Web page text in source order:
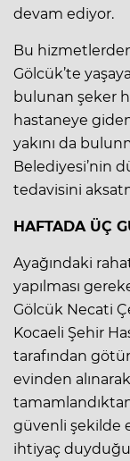
devam ediyor.
Bu
Gölcük’te
bulunan şeker
hastaneye
yakını da
Belediyesi’nin
tedavisini
HAFTADA ÜÇ
Ayağındaki
yapılması
Gölcük Necati
Kocaeli Şehir
tarafından
evinden
güvenli şekilde
ihtiyaç